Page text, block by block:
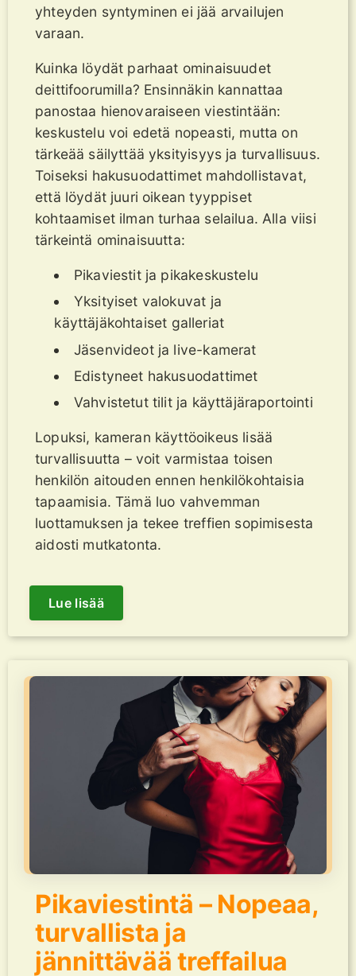
yhteyden syntyminen ei jää arvailujen
varaan.
Kuinka löydät parhaat ominaisuudet
deittifoorumilla? Ensinnäkin kannattaa
panostaa hienovaraiseen viestintään:
keskustelu voi edetä nopeasti, mutta on
tärkeää säilyttää yksityisyys ja turvallisuus.
Toiseksi hakusuodattimet mahdollistavat,
että löydät juuri oikean tyyppiset
kohtaamiset ilman turhaa selailua. Alla viisi
tärkeintä ominaisuutta:
Pikaviestit ja pikakeskustelu
Yksityiset valokuvat ja
käyttäjäkohtaiset galleriat
Jäsenvideot ja live-kamerat
Edistyneet hakusuodattimet
Vahvistetut tilit ja käyttäjäraportointi
Lopuksi, kameran käyttöoikeus lisää
turvallisuutta – voit varmistaa toisen
henkilön aitouden ennen henkilökohtaisia
tapaamisia. Tämä luo vahvemman
luottamuksen ja tekee treffien sopimisesta
aidosti mutkatonta.
Lue lisää
Pikaviestintä – Nopeaa,
turvallista ja
jännittävää treffailua